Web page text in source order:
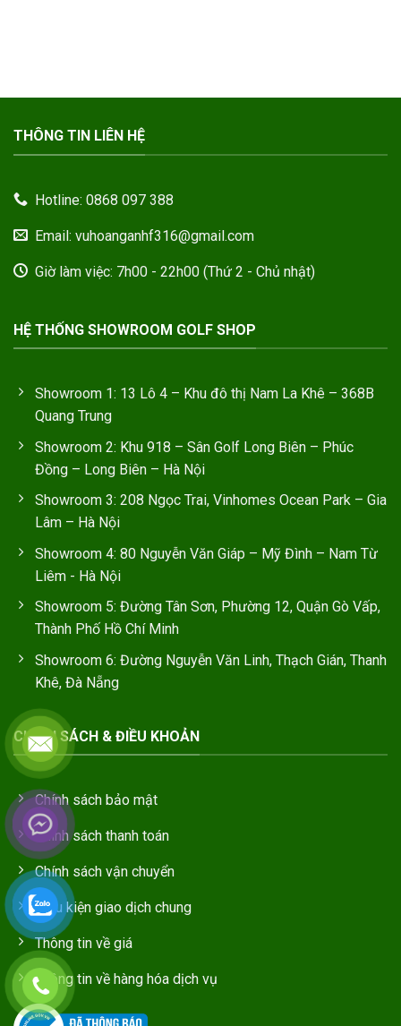
THÔNG TIN LIÊN HỆ
Hotline: 0868 097 388
Email: vuhoanganhf316@gmail.com
Giờ làm việc: 7h00 - 22h00 (Thứ 2 - Chủ nhật)
HỆ THỐNG SHOWROOM GOLF SHOP
Showroom 1: 13 Lô 4 – Khu đô thị Nam La Khê – 368B
Quang Trung
Showroom 2: Khu 918 – Sân Golf Long Biên – Phúc
Đồng – Long Biên – Hà Nội
Showroom 3: 208 Ngọc Trai, Vinhomes Ocean Park – Gia
Lâm – Hà Nội
Showroom 4: 80 Nguyễn Văn Giáp – Mỹ Đình – Nam Từ
Liêm - Hà Nội
Showroom 5: Đường Tân Sơn, Phường 12, Quận Gò Vấp,
Thành Phố Hồ Chí Minh
Showroom 6: Đường Nguyễn Văn Linh, Thạch Gián, Thanh
Khê, Đà Nẵng
CHÍNH SÁCH & ĐIỀU KHOẢN
Chính sách bảo mật
Chính sách thanh toán
Chính sách vận chuyển
Điều kiện giao dịch chung
Thông tin về giá
Thông tin về hàng hóa dịch vụ